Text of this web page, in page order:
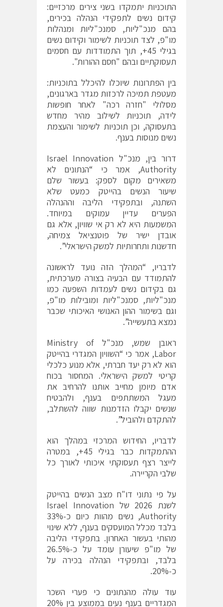
התוכניות יתמקדו בשני צירים מרכזיים:
קידום נשים לתפקידי הנהלה בכירים,
בהם מנכ"ליות, סמנכ"ליות ומנהלות
מו"פ, לצד תוכניות לשימור וקידום נשים
בגילי 45+, תוך התמודדות עם חסמים
תעסוקתיים ובהם "חסם ההורות".
בין הפתרונות שיוכלו להיכלל בתוכניות:
מעטפת תמיכה לרכזות מגדר בארגונים,
מסלולי "חזרה רכה" לאחר חופשות
לידה, תוכניות לשילוב מהיר מחדש
בתעסוקה, וכן תוכניות לשימור והעצמת
נשים מנוסות בענף.
דרור בין, מנכ"ל Israel Innovation
Authority, אמר כי “הנתונים לא
משאירים מקום לספק: בעשור שלם
שיעור הנשים בהייטק כמעט שלא
השתנה, ובתפקידי הליבה וההנהלה
הפערים עדיין עמוקים במיוחד.
המשמעות היא לא רק אי שוויון, אלא גם
אובדן ישיר של פוטנציאל צמיחה,
חדשנות ותחרותיות למשק הישראלי”.
לדבריו, “המהלך הזה נועד לראשונה
להתמודד עם הבעיה בצורה מערכתית,
גם בקידום נשים לעמדות השפעה כמו
מנכ"ליות, סמנכ"ליות ומובילות מו"פ,
וגם בשימור ההון האנושי האיכותי שכבר
נמצא בתעשייה”.
ראובן שמש, מנכ"לMinistry of
Labor, אמר כי “השוויון המגדרי בהייטק
הוא לא רק יעד חברתי, אלא מנוע כלכלי
קריטי למשק הישראלי. המחסור בכוח
אדם מיומן מחייב אותנו להרחיב את
מעגל המשתתפים בענף, ולהבטיח
שנשים יקבלו הזדמנות שווה להשתלב,
להתקדם ולהוביל”.
לדבריו, החידוש המרכזי במהלך הוא
ההתמקדות כבר בגילי 45+, במטרה
לייצר רצף תעסוקתי איכותי לאורך כל
שלבי הקריירה.
על פי נתוני דו"ח מצב הנשים בהייטק
לשנת 2026 של
Israel Innovation
Authority
, נשים מהוות כיום כ-33%
בלבד מכלל המועסקים בענף, ללא שינוי
מהותי בעשור האחרון. בתפקידי הליבה
של מו"פ שיעורן עומד על כ-26.5%
בלבד, ובתפקידי הנהלה בכירה על
כ-20%.
עוד עולה מהנתונים כי פערי השכר
המגדריים בענף נעים בממוצע בין 20%